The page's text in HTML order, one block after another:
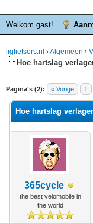
Welkom gast!
ligfietsers.nl ›Algemeen ›
Hoe hartslag
Pagina's (2): « Vorige 1
waardering is 0
Hoe hartslag
365cycle
the best velomobile in
the world